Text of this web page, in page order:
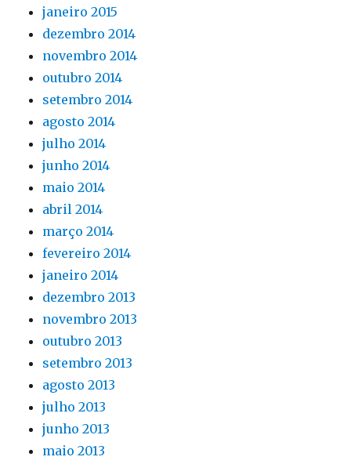
janeiro 2015
dezembro 2014
novembro 2014
outubro 2014
setembro 2014
agosto 2014
julho 2014
junho 2014
maio 2014
abril 2014
março 2014
fevereiro 2014
janeiro 2014
dezembro 2013
novembro 2013
outubro 2013
setembro 2013
agosto 2013
julho 2013
junho 2013
maio 2013